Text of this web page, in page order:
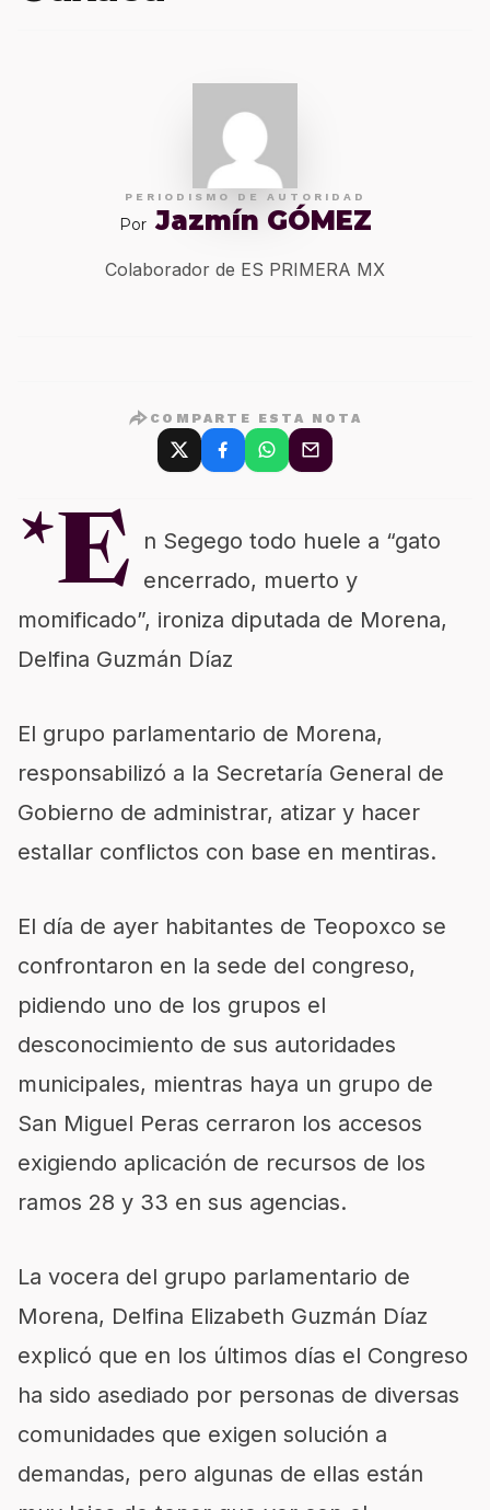
PERIODISMO DE AUTORIDAD
Por Jazmín GÓMEZ
Colaborador de ES PRIMERA MX
COMPARTE ESTA NOTA
*E
n Segego todo huele a “gato
encerrado, muerto y
momificado”, ironiza diputada de Morena,
Delfina Guzmán Díaz
El grupo parlamentario de Morena,
responsabilizó a la Secretaría General de
Gobierno de administrar, atizar y hacer
estallar conflictos con base en mentiras.
El día de ayer habitantes de Teopoxco se
confrontaron en la sede del congreso,
pidiendo uno de los grupos el
desconocimiento de sus autoridades
municipales, mientras haya un grupo de
San Miguel Peras cerraron los accesos
exigiendo aplicación de recursos de los
ramos 28 y 33 en sus agencias.
La vocera del grupo parlamentario de
Morena, Delfina Elizabeth Guzmán Díaz
explicó que en los últimos días el Congreso
ha sido asediado por personas de diversas
comunidades que exigen solución a
demandas, pero algunas de ellas están